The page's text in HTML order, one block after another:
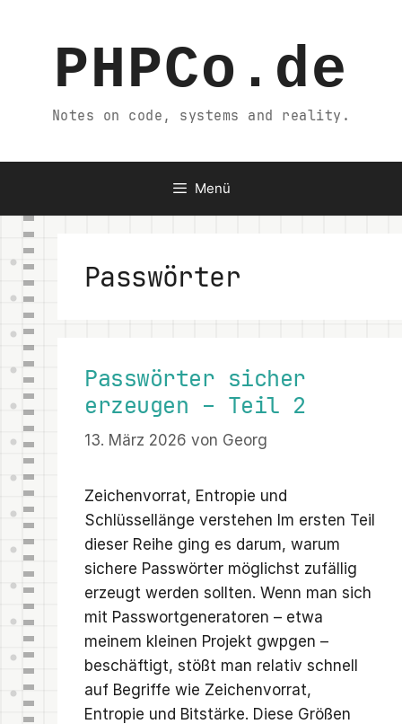
PHPCo.de
Notes on code, systems and reality.
Menü
Passwörter
Passwörter sicher
erzeugen – Teil 2
13. März 2026 von Georg
Zeichenvorrat, Entropie und
Schlüssellänge verstehen Im ersten Teil
dieser Reihe ging es darum, warum
sichere Passwörter möglichst zufällig
erzeugt werden sollten. Wenn man sich
mit Passwortgeneratoren – etwa
meinem kleinen Projekt gwpgen –
beschäftigt, stößt man relativ schnell
auf Begriffe wie Zeichenvorrat,
Entropie und Bitstärke. Diese Größen